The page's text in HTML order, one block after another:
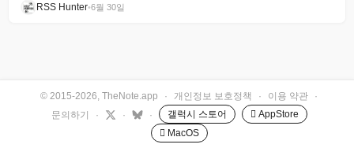
RSS Hunter•6월 30일
© 2015-2026, TheNote.app · 개인정보 보호정책 · 이용 약관
·
문의하기
· · · 갤럭시 스토어
 AppStore
 MacOS